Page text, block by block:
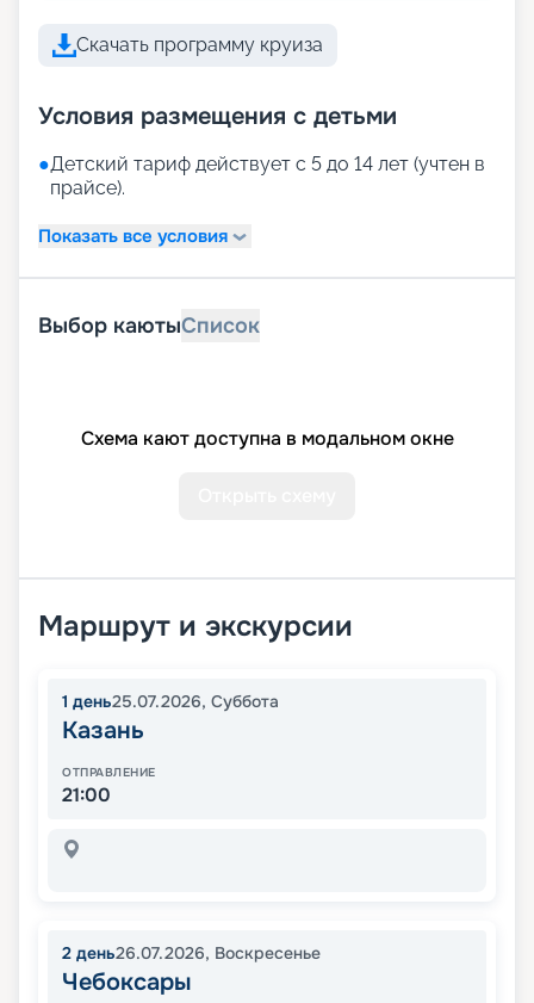
Скачать программу круиза
Условия размещения с детьми
●Детский тариф действует с 5 до 14 лет (учтен в
прайсе).
Показать все условия
Выбор каютыСписок
Схема кают доступна в модальном окне
Маршрут и экскурсии
1 день25.07.2026, Суббота
Казань
ОТПРАВЛЕНИЕ
21:00
2 день26.07.2026, Воскресенье
Чебоксары